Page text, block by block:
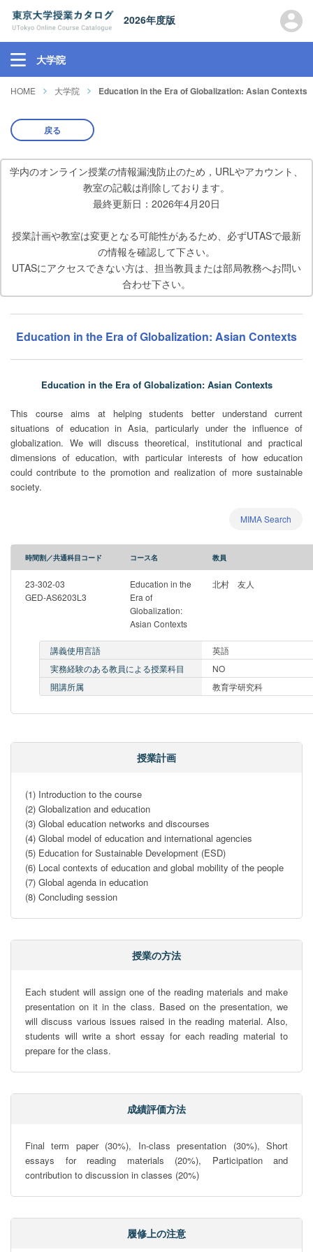
2026年度版
大学院
HOME 大学院 Education in the Era of Globalization: Asian Contexts
戻る
学内のオンライン授業の情報漏洩防止のため，URLやアカウント、
教室の記載は削除しております。
最終更新日：2026年4月20日
授業計画や教室は変更となる可能性があるため、必ずUTASで最新
の情報を確認して下さい。
UTASにアクセスできない方は、担当教員または部局教務へお問い
合わせ下さい。
Education in the Era of Globalization: Asian Contexts
Education in the Era of Globalization: Asian Contexts
This course aims at helping students better understand current
situations of education in Asia, particularly under the influence of
globalization. We will discuss theoretical, institutional and practical
dimensions of education, with particular interests of how education
could contribute to the promotion and realization of more sustainable
society.
MIMA Search
時間割／共通科目コード コース名 教員
23-302-03
GED-AS6203L3
Education in the
Era of
Globalization:
Asian Contexts
北村 友人
講義使用言語
英語
実務経験のある教員による授業科目
NO
開講所属
教育学研究科
授業計画
(1) Introduction to the course
(2) Globalization and education
(3) Global education networks and discourses
(4) Global model of education and international agencies
(5) Education for Sustainable Development (ESD)
(6) Local contexts of education and global mobility of the people
(7) Global agenda in education
(8) Concluding session
授業の方法
Each student will assign one of the reading materials and make
presentation on it in the class. Based on the presentation, we
will discuss various issues raised in the reading material. Also,
students will write a short essay for each reading material to
prepare for the class.
成績評価方法
Final term paper (30%), In-class presentation (30%), Short
essays for reading materials (20%), Participation and
contribution to discussion in classes (20%)
履修上の注意